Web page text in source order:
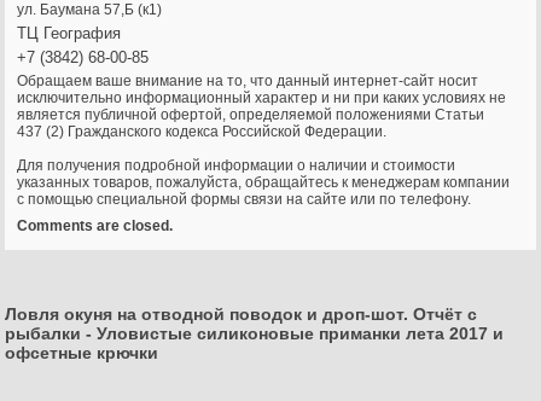
ул. Баумана 57,Б (к1)
ТЦ География
+7 (3842) 68-00-85
Обращаем ваше внимание на то, что данный интернет-сайт носит
исключительно информационный характер и ни при каких условиях не
является публичной офертой, определяемой положениями Статьи
437 (2) Гражданского кодекса Российской Федерации.
Для получения подробной информации о наличии и стоимости
указанных товаров, пожалуйста, обращайтесь к менеджерам компании
с помощью специальной формы связи на сайте или по телефону.
Comments are closed.
Ловля окуня на отводной поводок и дроп-шот. Отчёт с
рыбалки -Уловистые силиконовые приманки лета 2017 и
офсетные крючки